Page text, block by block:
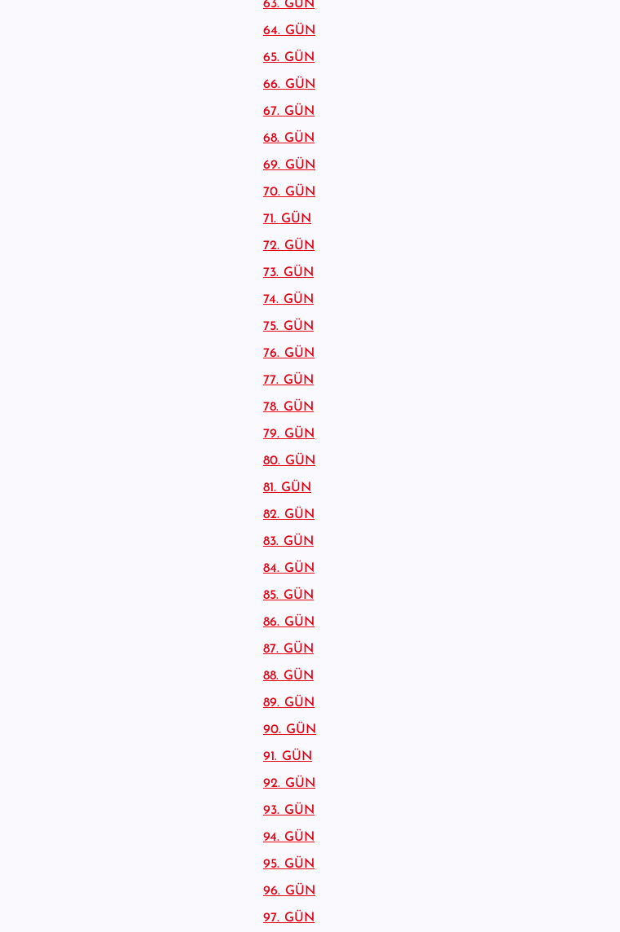
63. GÜN
64. GÜN
65. GÜN
66. GÜN
67. GÜN
68. GÜN
69. GÜN
70. GÜN
71. GÜN
72. GÜN
73. GÜN
74. GÜN
75. GÜN
76. GÜN
77. GÜN
78. GÜN
79. GÜN
80. GÜN
81. GÜN
82. GÜN
83. GÜN
84. GÜN
85. GÜN
86. GÜN
87. GÜN
88. GÜN
89. GÜN
90. GÜN
91. GÜN
92. GÜN
93. GÜN
94. GÜN
95. GÜN
96. GÜN
97. GÜN